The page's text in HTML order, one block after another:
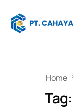
Home
Tag: